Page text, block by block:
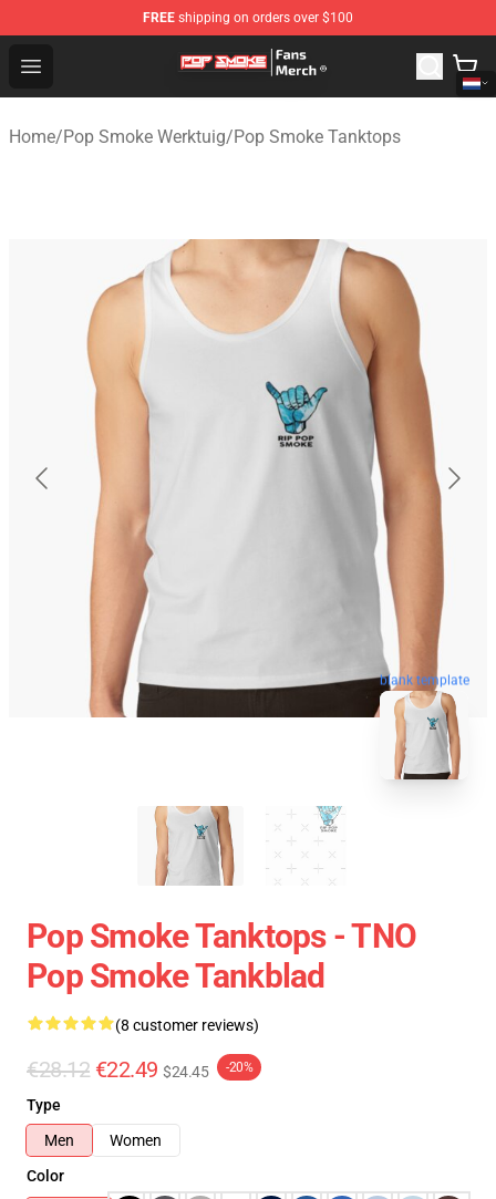
FREE shipping on orders over $100
Open menu
Pop Smoke Store - Official Pop Smoke Merchandise
Home/Pop Smoke Werktuig/Pop Smoke Tanktops
blank template
Pop Smoke Tanktops - TNO
Pop Smoke Tankblad
(8 customer reviews)
€28.12 €22.49 $24.45 -20%
Type
Men
Women
Color